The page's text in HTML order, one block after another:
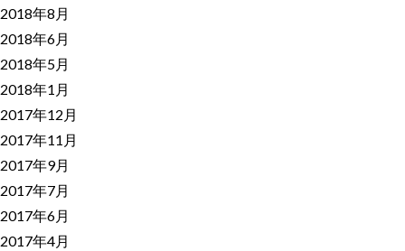
2018年8月
2018年6月
2018年5月
2018年1月
2017年12月
2017年11月
2017年9月
2017年7月
2017年6月
2017年4月